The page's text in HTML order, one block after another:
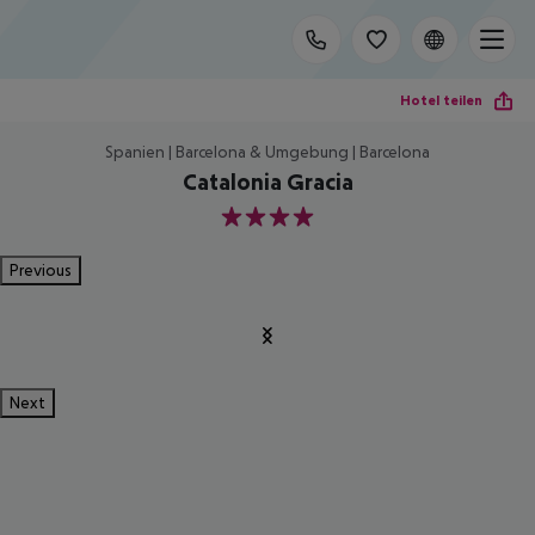
Hotel teilen
Spanien | Barcelona & Umgebung | Barcelona
Catalonia Gracia
4
Previous
Next